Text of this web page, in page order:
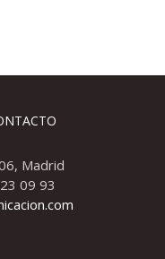
Madrid
09 93